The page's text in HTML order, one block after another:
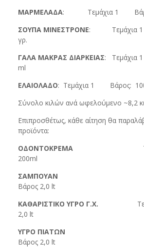
ΜΑΡΜΕΛΑΔΑ: Τεμάχια 1
ΣΟΥΠΑ ΜΙΝΕΣΤΡΟΝΕ: Τεμάχια
γρ.
ΓΑΛΑ ΜΑΚΡΑΣ ΔΙΑΡΚΕΙΑΣ:
ml
ΕΛΑΙΟΛΑΔΟ: Τεμάχια 1 Βάρος:
Σύνολο κιλών ανά ωφελούμενο ~8,2
Επιπροσθέτως, κάθε αίτηση θα
προϊόντα:
ΟΔΟΝΤΟΚΡΕΜΑ
200ml
ΣΑΜΠΟΥΑΝ
Βάρος 2,0 lt
ΚΑΘΑΡΙΣΤΙΚΟ ΥΓΡΟ Γ.Χ.
2,0 lt
ΥΓΡΟ ΠΙΑΤΩΝ
Βάρος 2,0 lt